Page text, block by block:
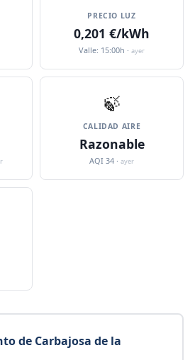
PRECIO LUZ
0,201 €/kWh
Valle: 15:00h · ayer
🍃
CALIDAD AIRE
Razonable
AQI 34 · ayer
de Carbajosa de la